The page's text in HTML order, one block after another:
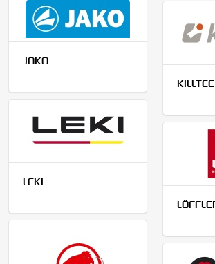
JAKO
KILLTEC
LEKI